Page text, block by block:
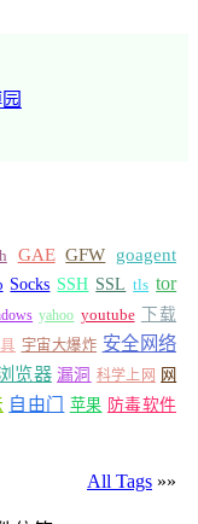
GAE GFW
goagent
Socks SSH SSL tls tor
yahoo youtube 下载
宇宙大爆炸 安全网络
览器 漏洞 科学上网 网
自由门 苹果 防毒软件
All Tags »»